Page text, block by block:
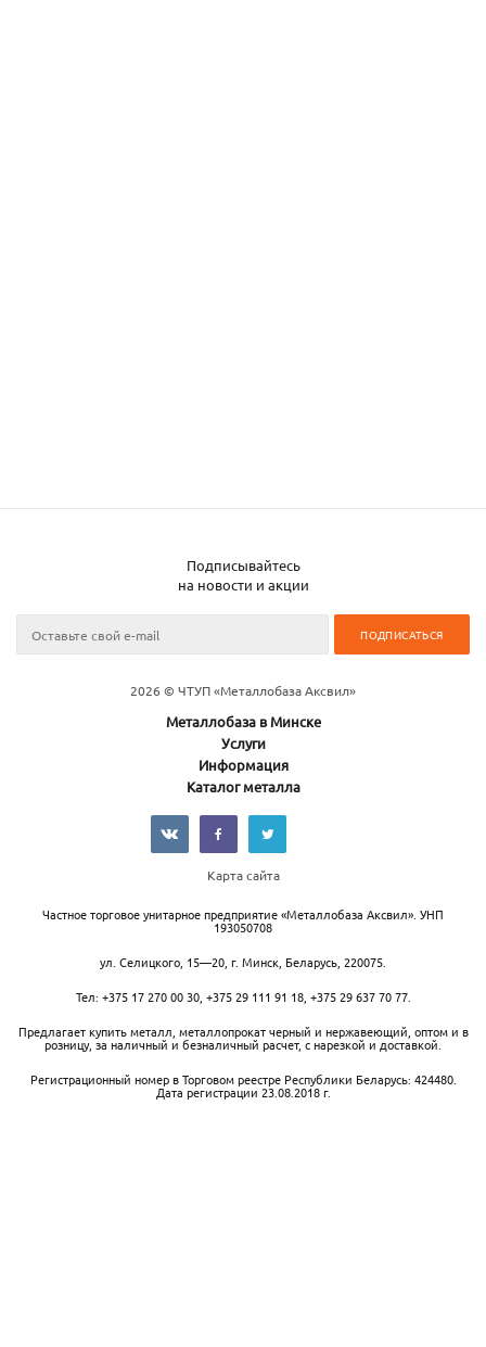
Подписывайтесь
на новости и акции
2026 © ЧТУП «Металлобаза Аксвил»
Металлобаза в Минске
Услуги
Информация
Каталог металла
Карта сайта
Частное торговое унитарное предприятие «Металлобаза Аксвил». УНП
193050708
ул. Селицкого, 15—20 г. Минск Беларусь, 220075.
Тел: +375 17 270 00 30, +375 29 111 91 18, +375 29 637 70 77.
Предлагает купить металл, металлопрокат черный и нержавеющий, оптом и в
розницу, за наличный и безналичный расчет, с нарезкой и доставкой.
Регистрационный номер в Торговом реестре Республики Беларусь: 424480.
Дата регистрации 23.08.2018 г.